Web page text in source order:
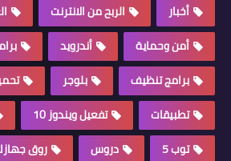
أخبار الربح من الانترنت
أمن وحماية
أندرويد
برامج تنظيف
بلوجر
تطبيقات
تفعيل ويندوز 10
توب 5
دروس
روق